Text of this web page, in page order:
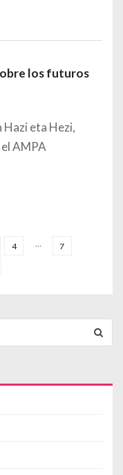
los futuros
eta Hezi,
AMPA
4 …
7